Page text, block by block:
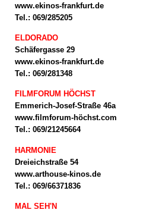
www.ekinos-frankfurt.de
Tel.: 069/285205
ELDORADO
Schäfergasse 29
www.ekinos-frankfurt.de
Tel.: 069/281348
FILMFORUM HÖCHST
Emmerich-Josef-Straße 46a
www.filmforum-höchst.com
Tel.: 069/21245664
HARMONIE
Dreieichstraße 54
www.arthouse-kinos.de
Tel.: 069/66371836
MAL SEH'N